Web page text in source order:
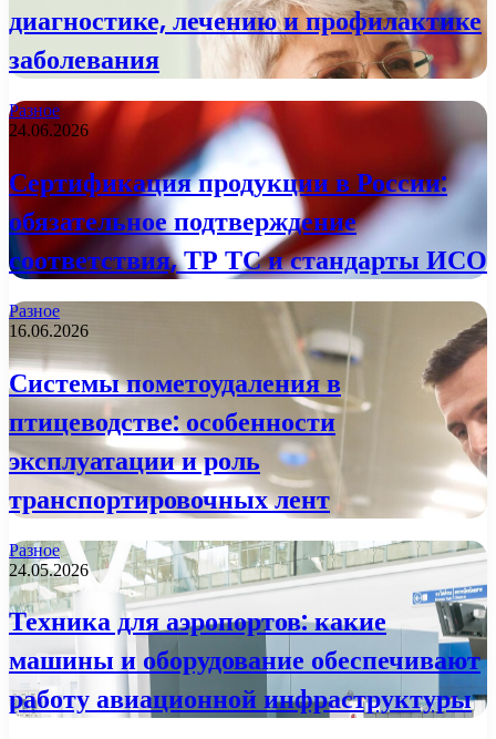
диагностике, лечению и профилактике
заболевания
Разное
24.06.2026
Сертификация продукции в России:
обязательное подтверждение
соответствия, ТР ТС и стандарты ИСО
Разное
16.06.2026
Системы пометоудаления в
птицеводстве: особенности
эксплуатации и роль
транспортировочных лент
Разное
24.05.2026
Техника для аэропортов: какие
машины и оборудование обеспечивают
работу авиационной инфраструктуры